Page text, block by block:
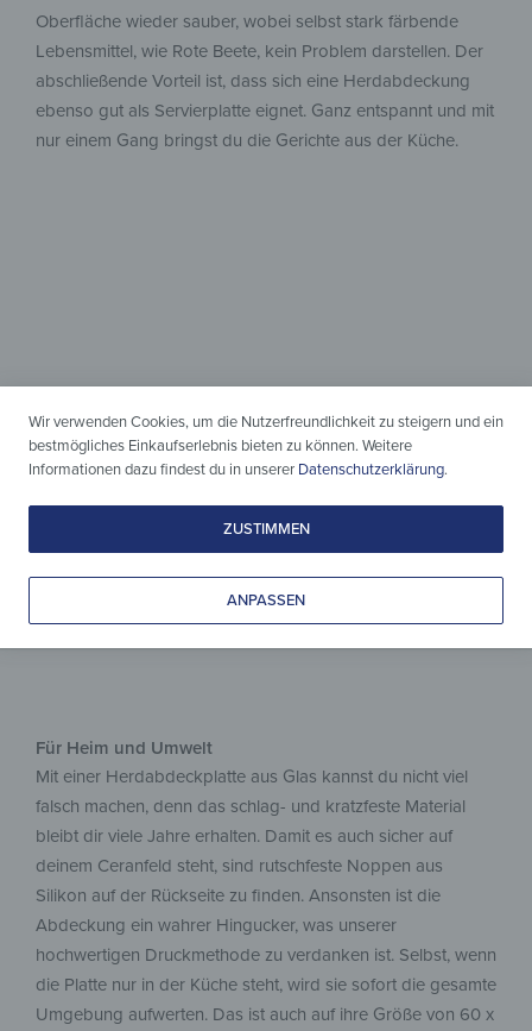
Oberfläche wieder sauber, wobei selbst stark färbende
Lebensmittel, wie Rote Beete, kein Problem darstellen. Der
abschließende Vorteil ist, dass sich eine Herdabdeckung
ebenso gut als Servierplatte eignet. Ganz entspannt und mit
nur einem Gang bringst du die Gerichte aus der Küche.
Einteilig &
Zweiteilig
Moderner Schutz
für den Herd
Für Heim und Umwelt
Mit einer Herdabdeckplatte aus Glas kannst du nicht viel
falsch machen, denn das schlag- und kratzfeste Material
bleibt dir viele Jahre erhalten. Damit es auch sicher auf
deinem Ceranfeld steht, sind rutschfeste Noppen aus
Silikon auf der Rückseite zu finden. Ansonsten ist die
Abdeckung ein wahrer Hingucker, was unserer
hochwertigen Druckmethode zu verdanken ist. Selbst, wenn
die Platte nur in der Küche steht, wird sie sofort die gesamte
Umgebung aufwerten. Das ist auch auf ihre Größe von 60 x
Wir verwenden Cookies, um die Nutzerfreundlichkeit zu steigern und ein
bestmögliches Einkaufserlebnis bieten zu können. Weitere
Informationen dazu findest du in unserer Datenschutzerklärung.
ZUSTIMMEN
ANPASSEN